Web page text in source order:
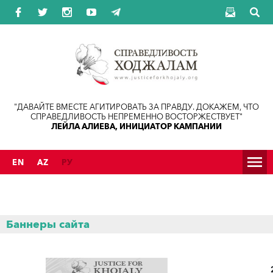
Jump to navigation
EN AZ РУ
"ДАВАЙТЕ ВМЕСТЕ АГИТИРОВАТЬ ЗА ПРАВДУ. ДОКАЖЕМ, ЧТО
СПРАВЕДЛИВОСТЬ НЕПРЕМЕННО ВОСТОРЖЕСТВУЕТ"
ЛЕЙЛА АЛИЕВА, ИНИЦИАТОР КАМПАНИИ
Баннеры сайта